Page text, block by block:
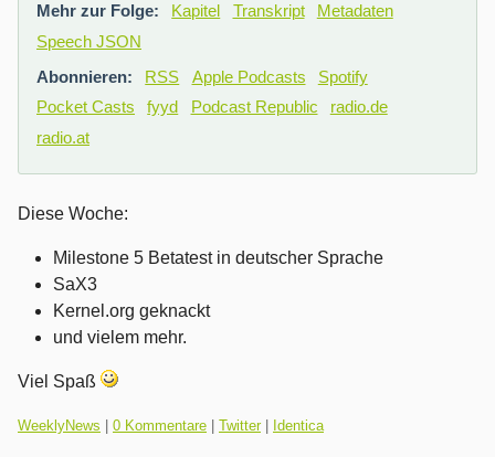
Mehr zur Folge: Kapitel Transkript
Metadaten
Speech JSON
Abonnieren:
RSS Apple Podcasts
Spotify
Pocket Casts
fyyd Podcast Republic
radio.de
radio.at
Diese Woche:
Milestone 5 Betatest in deutscher Sprache
SaX3
Kernel.org geknackt
und vielem mehr.
Viel Spaß
Kategorien:
WeeklyNews 0 Kommentare Twitter| Identica